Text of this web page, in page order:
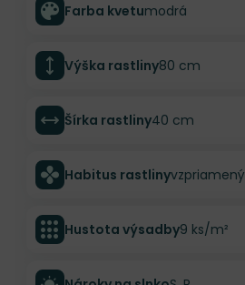
Farba kvetumodrá
Výška rastliny80 cm
Šírka rastliny40 cm
Habitus rastlinyvzpriamený
Hustota výsadby9 ks/m²